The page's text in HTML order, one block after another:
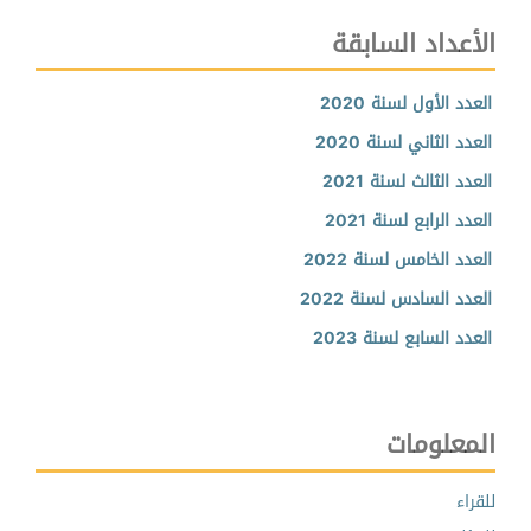
الأعداد السابقة
العدد الأول لسنة 2020
العدد الثاني لسنة 2020
العدد الثالث لسنة 2021
العدد الرابع لسنة 2021
العدد الخامس لسنة 2022
العدد السادس لسنة 2022
العدد السابع لسنة 2023
المعلومات
للقراء